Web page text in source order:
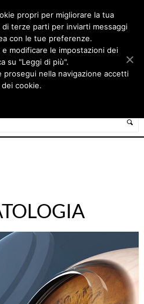
propri per migliorare la tua
terze parti per inviarti messaggi
con le tue preferenze.
modificare le impostazioni dei
su "Leggi di più".
prosegui nella navigazione accetti
dei cookie.